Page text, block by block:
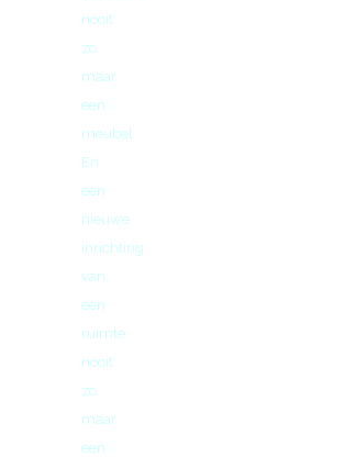
nooit
zo
maar
een
meubel.
En
een
nieuwe
inrichting
van
een
ruimte
nooit
zo
maar
een